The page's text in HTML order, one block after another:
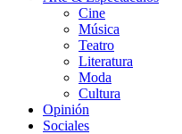
Cine
Música
Teatro
Literatura
Moda
Cultura
Opinión
Sociales